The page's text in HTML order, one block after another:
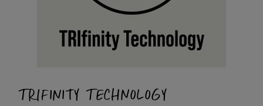
TRIFINITY TECHNOLOGY